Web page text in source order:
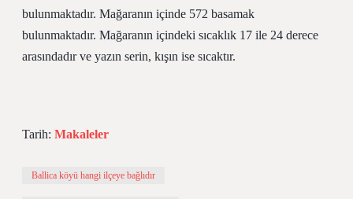
bulunmaktadır. Mağaranın içinde 572 basamak
bulunmaktadır. Mağaranın içindeki sıcaklık 17 ile 24 derece
arasındadır ve yazın serin, kışın ise sıcaktır.
Tarih: Makaleler
Ballica köyü hangi ilçeye bağlıdır